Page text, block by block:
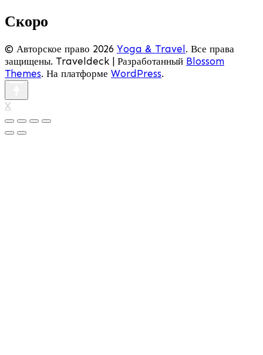
Скоро
© Авторское право 2026 Yoga & Travel. Все права
защищены. Traveldeck | Разработанный Blossom
Themes. На платформе WordPress.
X